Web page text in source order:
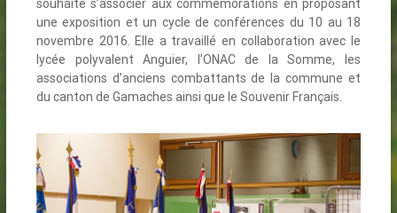
souhaité s’associer aux commémorations en proposant
une exposition et un cycle de conférences du 10 au 18
novembre 2016. Elle a travaillé en collaboration avec le
lycée polyvalent Anguier, l’ONAC de la Somme, les
associations d’anciens combattants de la commune et
du canton de Gamaches ainsi que le Souvenir Français.